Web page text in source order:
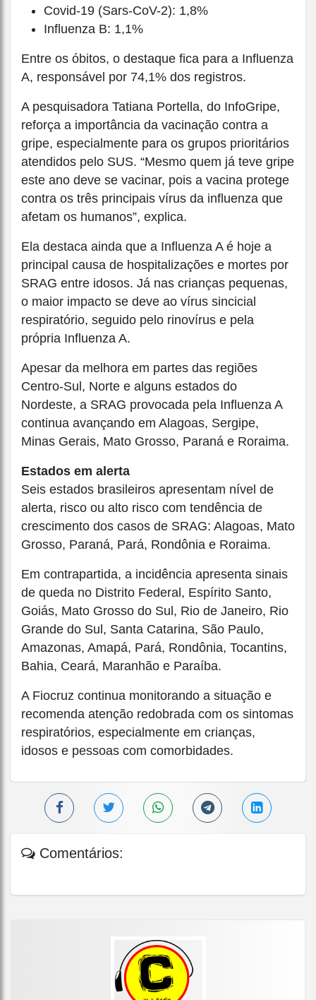
Covid-19 (Sars-CoV-2): 1,8%
Influenza B: 1,1%
Entre os óbitos, o destaque fica para a Influenza
A, responsável por 74,1% dos registros.
A pesquisadora Tatiana Portella, do InfoGripe,
reforça a importância da vacinação contra a
gripe, especialmente para os grupos prioritários
atendidos pelo SUS. “Mesmo quem já teve gripe
este ano deve se vacinar, pois a vacina protege
contra os três principais vírus da influenza que
afetam os humanos”, explica.
Ela destaca ainda que a Influenza A é hoje a
principal causa de hospitalizações e mortes por
SRAG entre idosos. Já nas crianças pequenas,
o maior impacto se deve ao vírus sincicial
respiratório, seguido pelo rinovírus e pela
própria Influenza A.
Apesar da melhora em partes das regiões
Centro-Sul, Norte e alguns estados do
Nordeste, a SRAG provocada pela Influenza A
continua avançando em Alagoas, Sergipe,
Minas Gerais, Mato Grosso, Paraná e Roraima.
Estados em alerta
Seis estados brasileiros apresentam nível de
alerta, risco ou alto risco com tendência de
crescimento dos casos de SRAG: Alagoas, Mato
Grosso, Paraná, Pará, Rondônia e Roraima.
Em contrapartida, a incidência apresenta sinais
de queda no Distrito Federal, Espírito Santo,
Goiás, Mato Grosso do Sul, Rio de Janeiro, Rio
Grande do Sul, Santa Catarina, São Paulo,
Amazonas, Amapá, Pará, Rondônia, Tocantins,
Bahia, Ceará, Maranhão e Paraíba.
A Fiocruz continua monitorando a situação e
recomenda atenção redobrada com os sintomas
respiratórios, especialmente em crianças,
idosos e pessoas com comorbidades.
Comentários: